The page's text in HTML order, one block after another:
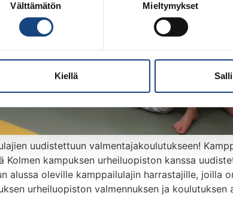
Välttämätön Mieltymykset
Kiellä
uudistettuun valmentajakoulutukseen!
Kolmen kampuksen urheiluopiston kanssa
alussa oleville kamppailulajin harrastajille, joilla
urheiluopiston valmennuksen ja